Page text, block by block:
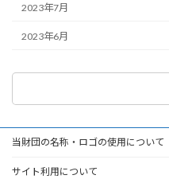
2023年7月
2023年6月
当財団の名称・ロゴの使用について
サイト利用について